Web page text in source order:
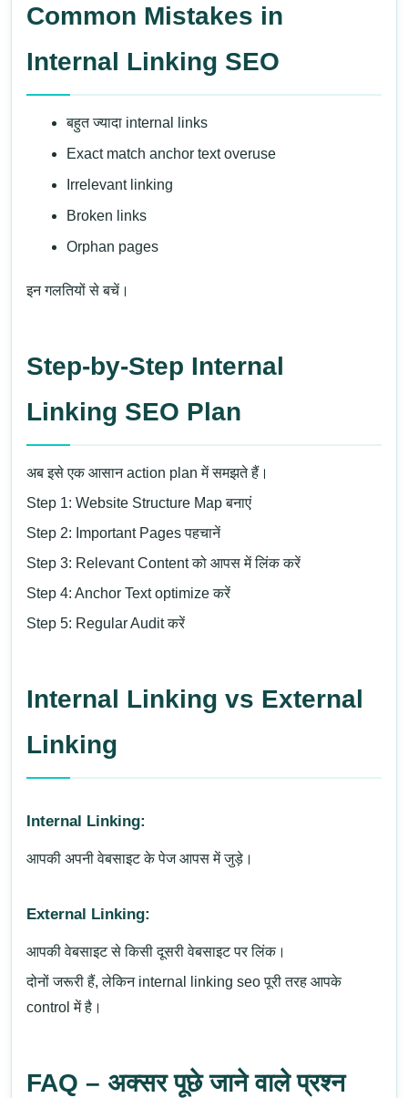
Common Mistakes in
Internal Linking SEO
बहुत ज्यादा internal links
Exact match anchor text overuse
Irrelevant linking
Broken links
Orphan pages
इन गलतियों से बचें।
Step-by-Step Internal
Linking SEO Plan
अब इसे एक आसान action plan में समझते हैं।
Step 1: Website Structure Map बनाएं
Step 2: Important Pages पहचानें
Step 3: Relevant Content को आपस में लिंक करें
Step 4: Anchor Text optimize करें
Step 5: Regular Audit करें
Internal Linking vs External
Linking
Internal Linking:
आपकी अपनी वेबसाइट के पेज आपस में जुड़े।
External Linking:
आपकी वेबसाइट से किसी दूसरी वेबसाइट पर लिंक।
दोनों जरूरी हैं, लेकिन internal linking seo पूरी तरह आपके
control में है।
FAQ – अक्सर पूछे जाने वाले प्रश्न